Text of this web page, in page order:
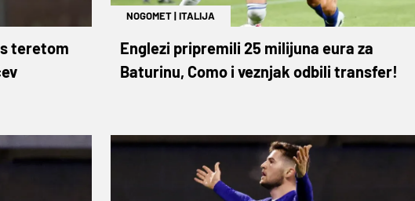
teretom
NOGOMET|ITALIJA
Englezi pripremili 25 milijuna eura za
Baturinu, Como i veznjak odbili transfer!